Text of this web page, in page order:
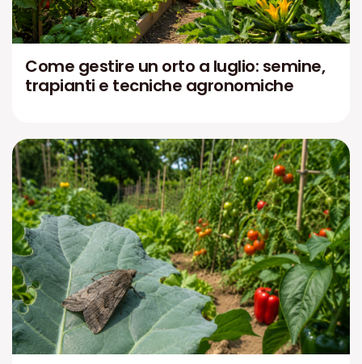
Come gestire un orto a luglio: semine,
trapianti e tecniche agronomiche